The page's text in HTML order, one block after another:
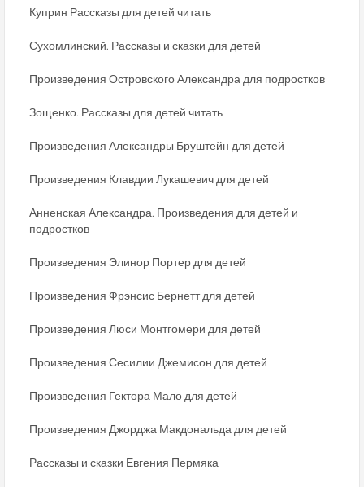
Куприн Рассказы для детей читать
Сухомлинский. Рассказы и сказки для детей
Произведения Островского Александра для подростков
Зощенко. Рассказы для детей читать
Произведения Александры Бруштейн для детей
Произведения Клавдии Лукашевич для детей
Анненская Александра. Произведения для детей и
подростков
Произведения Элинор Портер для детей
Произведения Фрэнсис Бернетт для детей
Произведения Люси Монтгомери для детей
Произведения Сесилии Джемисон для детей
Произведения Гектора Мало для детей
Произведения Джорджа Макдональда для детей
Рассказы и сказки Евгения Пермяка